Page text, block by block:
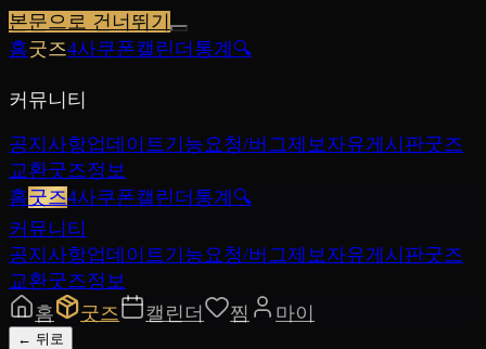
본문으로 건너뛰기
홈굿즈4사쿠폰캘린더 통계 🔍
커뮤니티
공지사항업데이트기능요청/버그제보자유게시판굿즈
교환굿즈정보
홈굿즈4사쿠폰캘린더 통계 🔍
커뮤니티
공지사항업데이트기능요청/버그제보자유게시판굿즈
교환굿즈정보
홈
굿즈 캘린더 찜 마이
← 뒤로